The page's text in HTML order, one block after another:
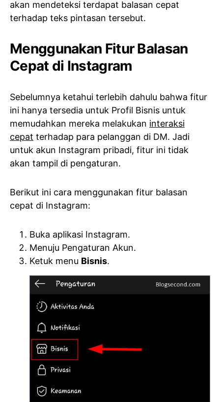
akan mendeteksi terdapat balasan cepat
terhadap teks pintasan tersebut.
Menggunakan Fitur Balasan
Cepat di Instagram
Sebelumnya ketahui terlebih dahulu bahwa fitur
ini hanya tersedia untuk Profil Bisnis untuk
memudahkan mereka melakukan interaksi
cepat terhadap para pelanggan di DM. Jadi
untuk akun Instagram pribadi, fitur ini tidak
akan tampil di pengaturan.
Berikut ini cara menggunakan fitur balasan
cepat di Instagram:
Buka aplikasi Instagram.
Menuju Pengaturan Akun.
Ketuk menu Bisnis.